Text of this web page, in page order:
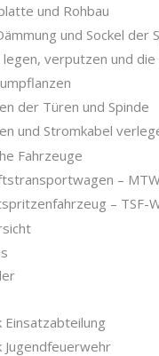
und Rohbau
und Sockel der
legen, verputzen und
der Türen und Spinde
und Stromkabel
Fahrzeuge
–
– TSF-
Einsatzabteilung
Jugendfeuerwehr